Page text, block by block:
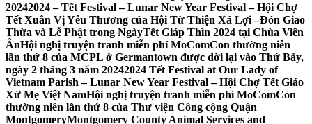
20242024 – Tết Festival – Lunar New Year Festival – Hội Chợ
Tết Xuân Vị Yêu Thương của Hội Từ Thiện Xá Lợi –Đón Giao
Thừa và Lễ Phật trong NgàyTết Giáp Thìn 2024 tại Chùa Viên
ÂnHội nghị truyện tranh miễn phí MoComCon thường niên
lần thứ 8 của MCPL ở Germantown được dời lại vào Thứ Bảy,
ngày 2 tháng 3 năm 20242024 Tết Festival at Our Lady of
Vietnam Parish – Lunar New Year Festival – Hội Chợ Tết Giáo
Xứ Mẹ Việt NamHội nghị truyện tranh miễn phí MoComCon
thường niên lần thứ 8 của Thư viện Công cộng Quận
MontgomeryMontgomery County Animal Services and